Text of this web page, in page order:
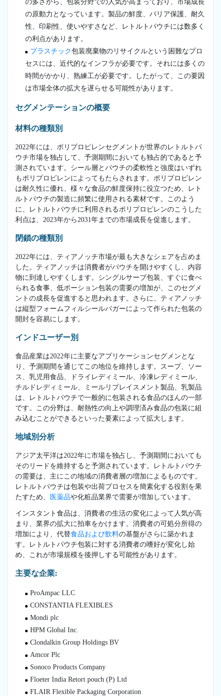
の多さから、包装分野での人気が高まっており、市場成長
の原動力となっています。製品の鮮度、バリア保護、耐久
性、印刷性、使いやすさなど、レトルトパウチには数多く
の利点があります。
プラスチック包装廃棄物のリサイクルという困難なプロ
セスには、近代的なインフラが必要です。それには多くの
時間がかかり、熟練工が必要です。したがって、この要因
は市場全体の拡大を遅らせる可能性があります。
セグメンテーションの概要
材料の種類別
2022年には、ポリプロピレンセグメントが世界のレトルトパ
ウチ市場を独占して、予測期間においても独占的であると予
測されています。シール層とパウチの柔軟性と強度はいずれ
もポリプロピレンによってもたらされます。ポリプロピレン
は耐久性に優れ、様々な食品の鮮度保持に役立つため、レト
ルトパウチの製造に頻繁に使用される素材です。このよう
に、レトルトパウチに利用されるポリプロピレンのこうした
利点は、2023年から2031年までの市場成長を促進します。
閉鎖の種類別
2022年には、ティアノッチ市場が最も大きなシェアを占めま
した。ティアノッチは消費者がパウチを開けやすくし、内容
物に到達しやすくします。シングルサーブ包装、すぐに食べ
られる食事、低ポーション包装の需要の増加が、このセグメ
ントの成長を促進すると思われます。さらに、ティアノッチ
は縦型フォームフィルシールバガーによって作られた包装の
開封を容易にします。
インドユーザー別
食品産業は2022年に主要なアプリケーションセグメンとな
り、予測期間を通じてこの地位を維持します。スープ、ソー
ス、乳児用食品、ドライレディミール、冷凍レディミール、
チルドレディミール、ミールリプレイスメント製品、乳製品
は、レトルトパウチで一般的に包装される食品のほんの一部
です。この分野は、耐熱性の向上や調理済み食品の包装に組
み込むことができるといった要素によって拡大します。
地域別分析
アジア太平洋は2022年に市場を独占し、予測期間においても
そのリードを維持すると予測されています。レトルトパウチ
の需要は、主にこの地域の消費者層の増加によるものです。
レトルトパウチは包装や出荷プロセスを簡素化する役割を果
たすため、
医薬品や化粧品業界で需要が増加しています。
インスタント食品は、消費者の生活の変化によって人気が高
まり、業界の拡大に拍車をかけます。消費者の可処分所得の
増加により、代替食品および飲料の基盤がさらに築かれま
す。レトルトパウチ包装に対する消費者の嗜好が変化し始
め、これが市場規模を後押しする可能性があります。
主要な企業:
ProAmpac LLC
CONSTANTIA FLEXIBLES
Mondi plc
HPM Global Inc.
Clondalkin Group Holdings BV
Amcor Plc
Sonoco Products Company
Floeter India Retort pouch (P) Ltd
FLAIR Flexible Packaging Corporation